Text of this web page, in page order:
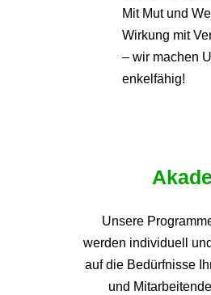
Mit Mut und
Wirkung mit
– wir machen
enkelfähig!
Unsere
werden individuell
auf die Bedürfnisse
und